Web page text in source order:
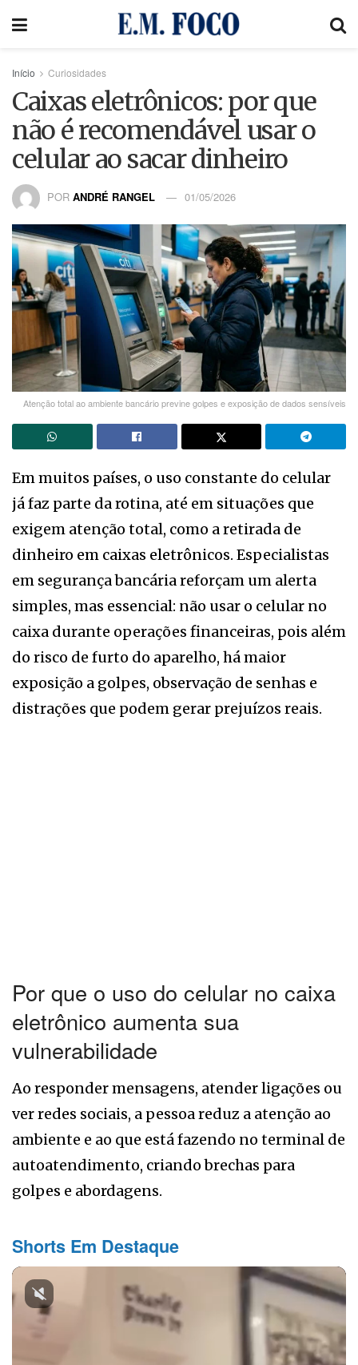
Início Curiosidades
Caixas eletrônicos: por que
não é recomendável usar o
celular ao sacar dinheiro
POR ANDRÉ RANGEL 01/05/2026
Atenção total ao ambiente bancário previne golpes e exposição de dados sensíveis
Em muitos países, o uso constante do celular
já faz parte da rotina, até em situações que
exigem atenção total, como a retirada de
dinheiro em caixas eletrônicos. Especialistas
em segurança bancária reforçam um alerta
simples, mas essencial: não usar o celular no
caixa durante operações financeiras, pois além
do risco de furto do aparelho, há maior
exposição a golpes, observação de senhas e
distrações que podem gerar prejuízos reais.
Por que o uso do celular no caixa
eletrônico aumenta sua
vulnerabilidade
Ao responder mensagens, atender ligações ou
ver redes sociais, a pessoa reduz a atenção ao
ambiente e ao que está fazendo no terminal de
autoatendimento, criando brechas para
golpes e abordagens.
Shorts Em Destaque